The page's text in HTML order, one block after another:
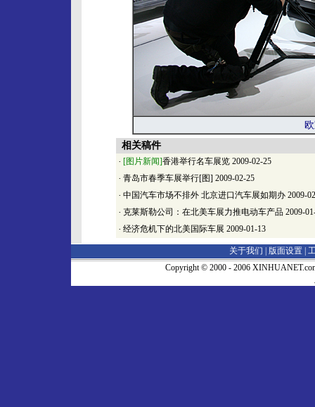
相关稿件
· [图片新闻]香港举行名车展览 2009-02-25
· 青岛市春季车展举行[图] 2009-02-25
· 中国汽车市场不排外 北京进口汽车展如期办 2009-
· 克莱斯勒公司：在北美车展力推电动车产品 2009-
· 经济危机下的北美国际车展 2009-01-13
关于我们 | 版面设置
Copyright © 2000 - 2006